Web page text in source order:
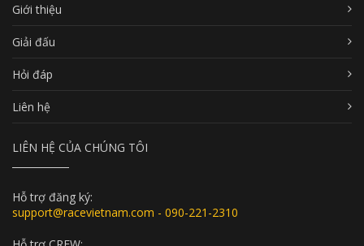
Giới thiệu
Giải đấu
Hỏi đáp
Liên hệ
LIÊN HỆ CỦA CHÚNG TÔI
Hỗ trợ đăng ký:
support@racevietnam.com - 090-221-2310